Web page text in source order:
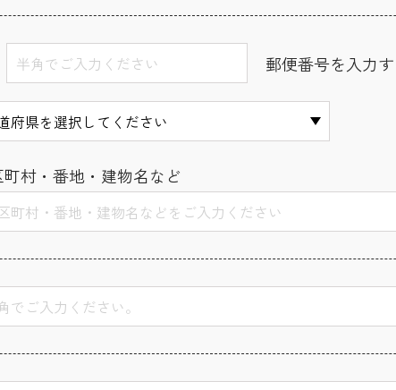
郵便番号を入力
村・番地・建物名など